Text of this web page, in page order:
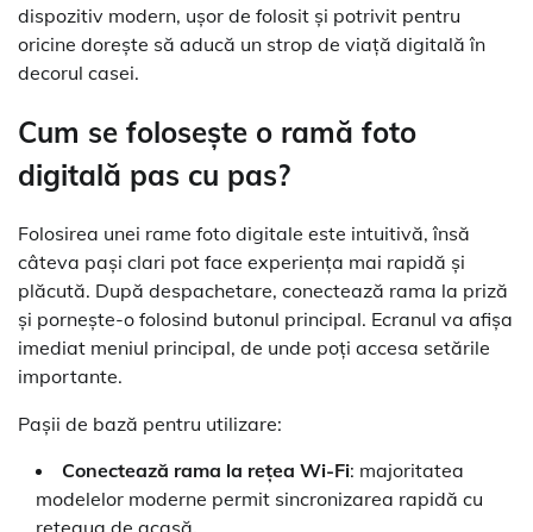
dispozitiv modern, ușor de folosit și potrivit pentru
oricine dorește să aducă un strop de viață digitală în
decorul casei.
Cum se folosește o ramă foto
digitală pas cu pas?
Folosirea unei rame foto digitale este intuitivă, însă
câteva pași clari pot face experiența mai rapidă și
plăcută. După despachetare, conectează rama la priză
și pornește-o folosind butonul principal. Ecranul va afișa
imediat meniul principal, de unde poți accesa setările
importante.
Pașii de bază pentru utilizare:
Conectează rama la rețea Wi-Fi: majoritatea
modelelor moderne permit sincronizarea rapidă cu